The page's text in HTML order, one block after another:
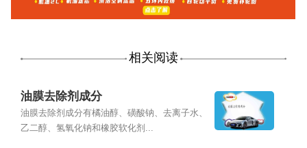
相关阅读
油膜去除剂成分
油膜去除剂成分有橘油醇、磺酸钠、去离子水、
乙二醇、氢氧化钠和橡胶软化剂...